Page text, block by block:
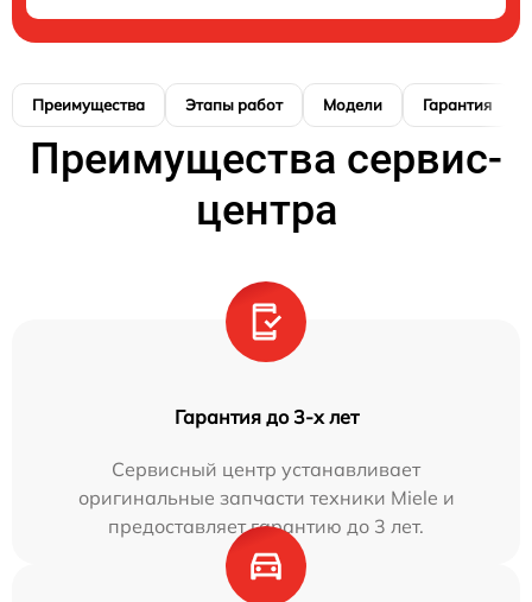
Преимущества Этапы работ Модели Гарантия
Преимущества сервис-
центра
Гарантия до 3-х лет
Сервисный центр устанавливает
оригинальные запчасти техники Miele и
предоставляет гарантию до 3 лет.